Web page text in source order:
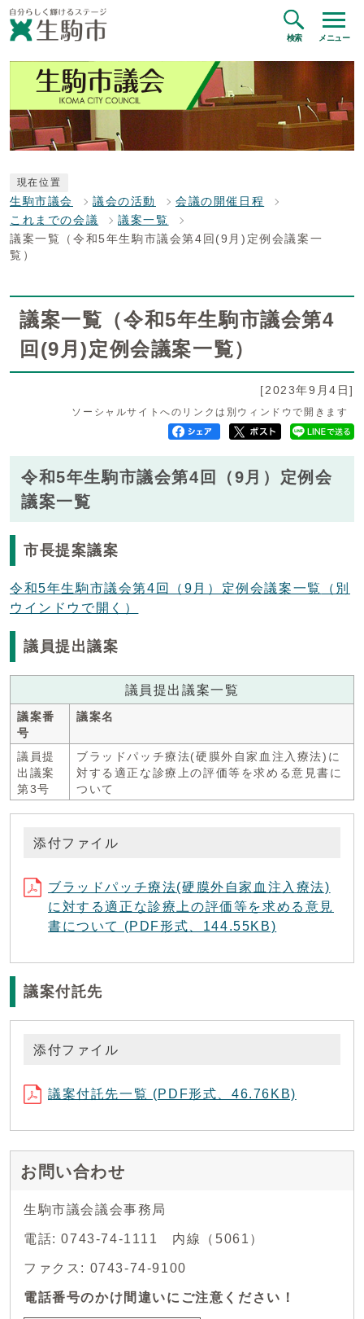
検索 メニュー
現在位置
生駒市議会 議会の活動
会議の開催日程
これまでの会議
議案一覧
議案一覧（令和5年生駒市議会第4回(9月)定例会議案一
覧）
議案一覧（令和5年生駒市議会第4
回(9月)定例会議案一覧）
[2023年9月4日]
ソーシャルサイトへのリンクは別ウィンドウで開きます
令和5年生駒市議会第4回（9月）定例会
議案一覧
市長提案議案
令和5年生駒市議会第4回（9月）定例会議案一覧
（別
ウインドウで開く）
議員提出議案
議員提出議案一覧
議案番
号
議案名
議員提
出議案
第3号
ブラッドパッチ療法(硬膜外自家血注入療法)に
対する適正な診療上の評価等を求める意見書に
ついて
添付ファイル
ブラッドパッチ療法(硬膜外自家血注入療法)
に対する適正な診療上の評価等を求める意見
書について (PDF形式、144.55KB)
議案付託先
添付ファイル
議案付託先一覧 (PDF形式、46.76KB)
お問い合わせ
生駒市議会議会事務局
電話: 0743-74-1111 内線（5061）
ファクス: 0743-74-9100
電話番号のかけ間違いにご注意ください！